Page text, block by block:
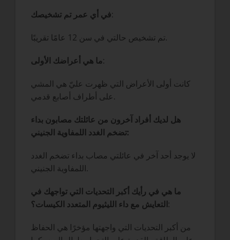
في أي عمر تم تشخيصك:
تم تشخيص حالتي في سن 12 عامًا تقريبًا.
ما هي أعراضك الأولى:
كانت أولى الأعراض التي ظهرت عليّ هي المشي
على أطراف أصابع قدمي.
هل لديك أفراد آخرون من عائلتك مصابون بداء
تضخم الغدد اللمفاوية الجنيني:
لا يوجد أحد آخر في عائلتي مصاب بداء تضخم الغدد
اللمفاوية الجنيني.
ما هي في رأيك أكبر التحديات التي تواجهك في
التعايش مع داء الليثيوم المتعدد الكيسات؟:
من أكبر التحديات التي واجهتها مؤخرًا هي الحفاظ